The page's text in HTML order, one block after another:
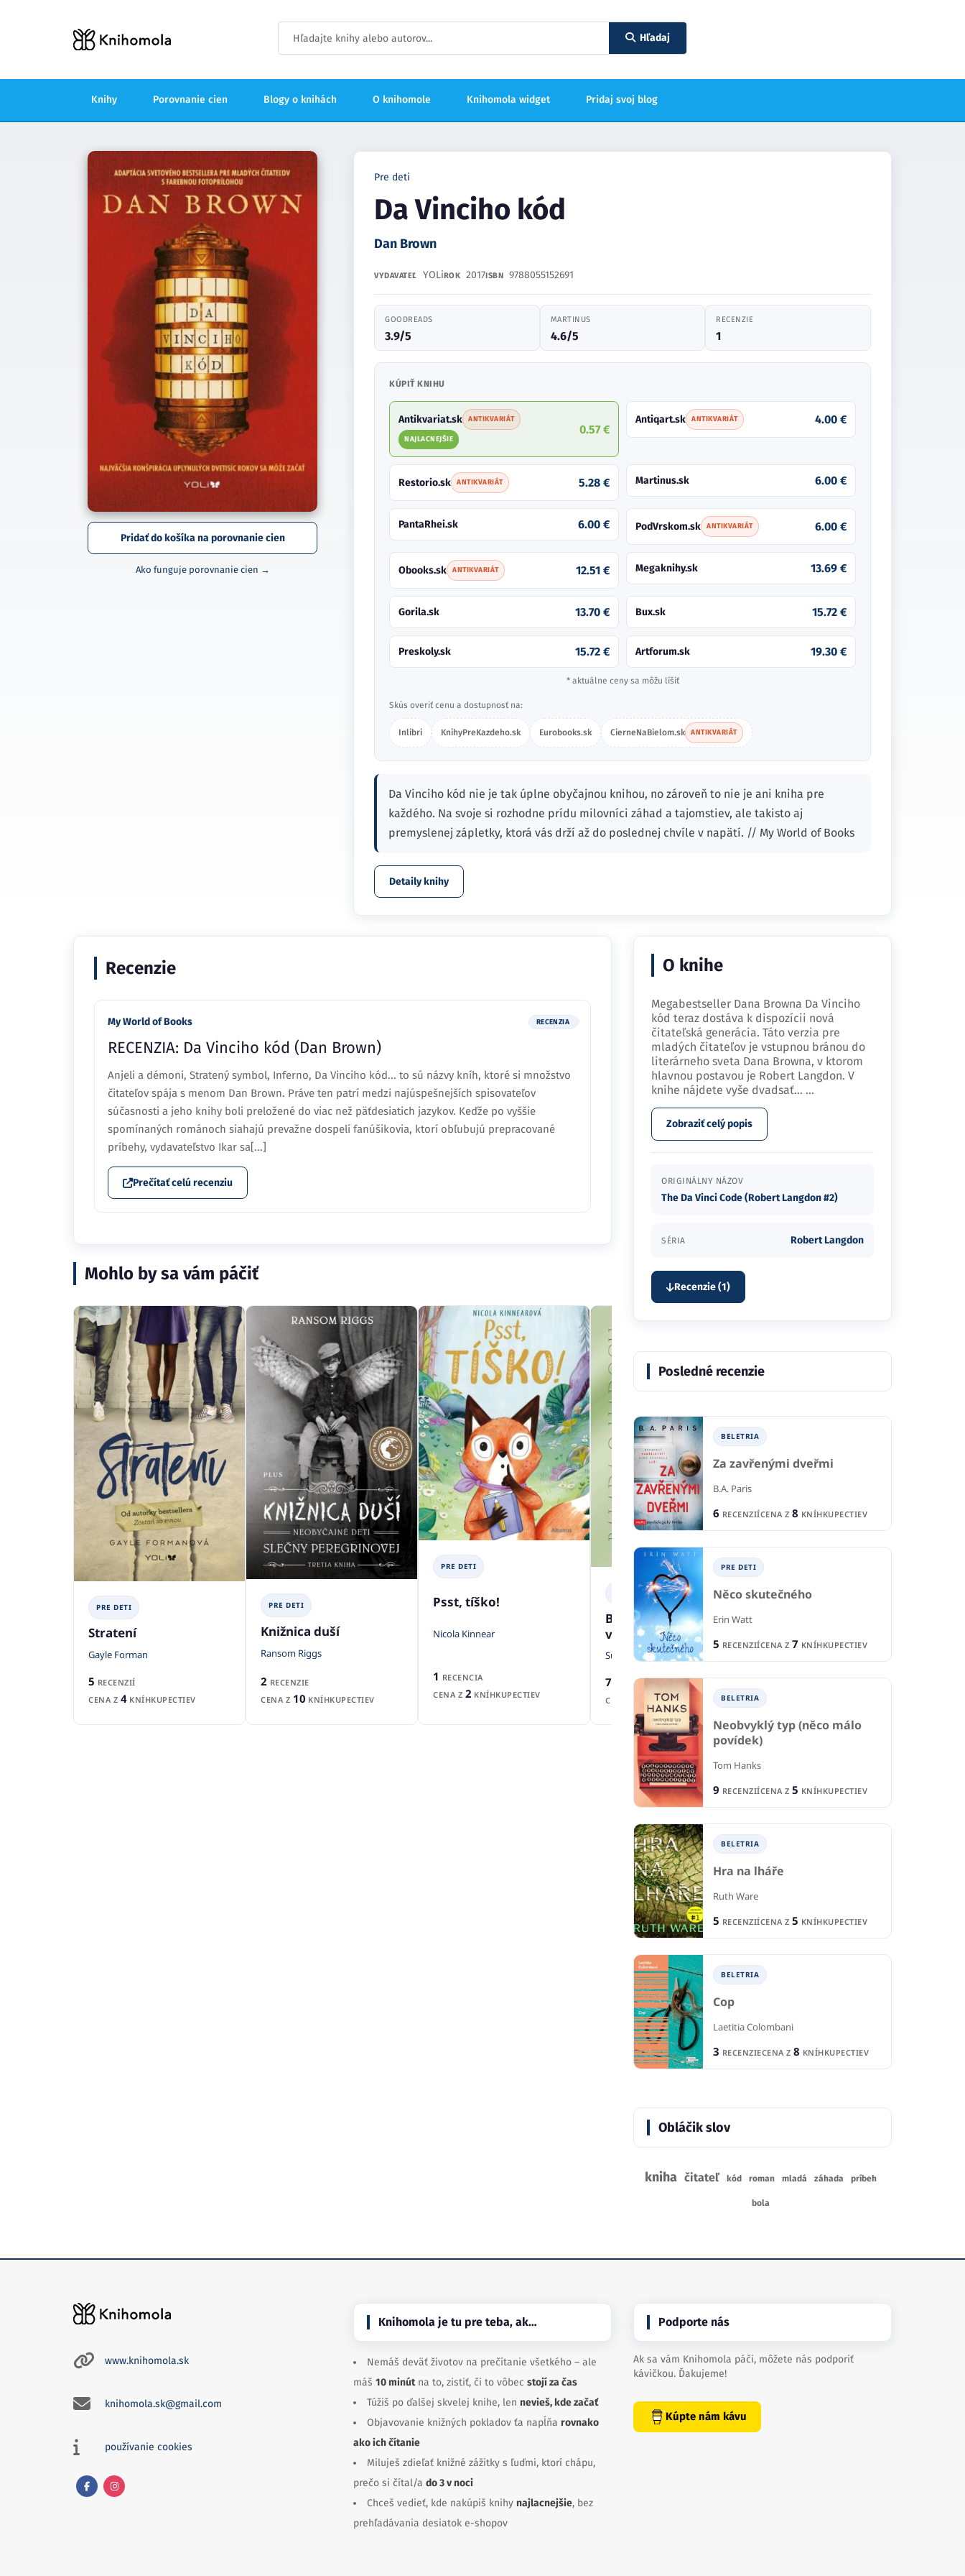
Hľadaj
Knihy Porovnanie cien Blogy o knihách O knihomole Knihomola widget Pridaj svoj blog
Pridať do košíka na porovnanie cien
Ako funguje porovnanie cien →
Pre deti
Da Vinciho kód
Dan Brown
VYDAVATEĽ YOLiROK 2017ISBN 9788055152691
GOODREADS
3.9/5
MARTINUS
4.6/5
RECENZIE
1
KÚPIŤ KNIHU
Antikvariat.sk ANTIKVARIÁT
NAJLACNEJŠIE
0.57 €
Antiqart.sk ANTIKVARIÁT 4.00 €
Restorio.sk ANTIKVARIÁT 5.28 € Martinus.sk 6.00 €
PantaRhei.sk 6.00 € PodVrskom.sk ANTIKVARIÁT 6.00 €
Obooks.sk ANTIKVARIÁT 12.51 € Megaknihy.sk 13.69 €
Gorila.sk 13.70 € Bux.sk 15.72 €
Preskoly.sk 15.72 € Artforum.sk 19.30 €
* aktuálne ceny sa môžu líšiť
Skús overiť cenu a dostupnosť na:
Inlibri KnihyPreKazdeho.sk Eurobooks.sk CierneNaBielom.sk ANTIKVARIÁT
Da Vinciho kód nie je tak úplne obyčajnou knihou, no zároveň to nie je ani kniha pre
každého. Na svoje si rozhodne prídu milovníci záhad a tajomstiev, ale takisto aj
premyslenej zápletky, ktorá vás drží až do poslednej chvíle v napätí. // My World of Books
Detaily knihy
Recenzie
My World of Books RECENZIA
RECENZIA: Da Vinciho kód (Dan Brown)
Anjeli a démoni, Stratený symbol, Inferno, Da Vinciho kód... to sú názvy kníh, ktoré si množstvo
čitateľov spája s menom Dan Brown. Práve ten patrí medzi najúspešnejších spisovateľov
súčasnosti a jeho knihy boli preložené do viac než päťdesiatich jazykov. Keďže po vyššie
spomínaných románoch siahajú prevažne dospelí fanúšikovia, ktorí obľubujú prepracované
príbehy, vydavateľstvo Ikar sa[...]
Prečítať celú recenziu
Mohlo by sa vám páčiť
PRE DETI
Stratení
Gayle Forman
5 RECENZIÍ
CENA Z 4KNÍHKUPECTIEV
PRE DETI
Knižnica duší
Ransom Riggs
2 RECENZIE
CENA Z 10 KNÍHKUPECTIEV
PRE DETI
Psst, tíško!
Nicola Kinnear
1 RECENCIA
CENA Z 2 KNÍHKUPECTIEV
PRE DETI
Balada o hadoch a
vtáčatkách
Suzanne Collins
7 RECENZIÍ
CENA Z
KNÍHKUPECTIEV
André Aciman
O knihe
Megabestseller Dana Browna Da Vinciho
kód teraz dostáva k dispozícii nová
čitateľská generácia. Táto verzia pre
mladých čitateľov je vstupnou bránou do
literárneho sveta Dana Browna, v ktorom
hlavnou postavou je Robert Langdon. V
knihe nájdete vyše dvadsať… ...
Zobraziť celý popis
ORIGINÁLNY NÁZOV
The Da Vinci Code (Robert Langdon #2)
SÉRIA Robert Langdon
Recenzie (1)
Posledné recenzie
BELETRIA
Za zavřenými dveřmi
B.A. Paris
6 RECENZIÍCENA Z 8 KNÍHKUPECTIEV
PRE DETI
Něco skutečného
Erin Watt
5 RECENZIÍCENA Z 7 KNÍHKUPECTIEV
BELETRIA
Neobvyklý typ (něco málo
povídek)
Tom Hanks
9 RECENZIÍCENA Z 5 KNÍHKUPECTIEV
BELETRIA
Hra na lháře
Ruth Ware
5 RECENZIÍCENA Z 5 KNÍHKUPECTIEV
BELETRIA
Cop
Laetitia Colombani
3 RECENZIECENA Z 8 KNÍHKUPECTIEV
Obláčik slov
kniha čitateľ kód roman mladá záhada príbeh
bola
www.knihomola.sk
knihomola.sk@gmail.com
používanie cookies
Knihomola je tu pre teba, ak…
Nemáš deväť životov na prečítanie všetkého – ale
máš 10 minútna to, zistiť, či to vôbec stojí za čas
Túžiš po ďalšej skvelej knihe, len nevieš, kde začať
Objavovanie knižných pokladov ťa napĺňa rovnako
ako ich čítanie
Miluješ zdieľať knižné zážitky s ľuďmi, ktorí chápu,
prečo si čítal/a do 3 v noci
Chceš vedieť, kde nakúpiš knihy najlacnejšie, bez
prehľadávania desiatok e-shopov
Podporte nás
Ak sa vám Knihomola páči, môžete nás podporiť
kávičkou. Ďakujeme!
Kúpte nám kávu